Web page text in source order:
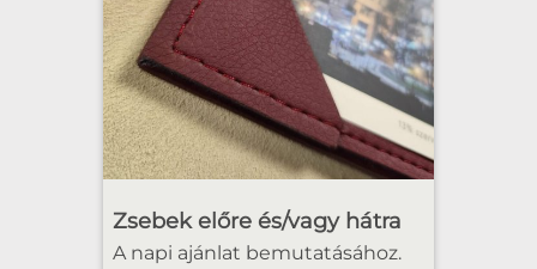
Zsebek előre és/vagy hátra
A napi ajánlat bemutatásához.